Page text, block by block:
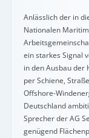
Anlässlich der in
Nationalen
ein starkes Signal
in den Ausbau
per Schiene,
Offshore-
Deutschland
Sprecher der AG
genügend